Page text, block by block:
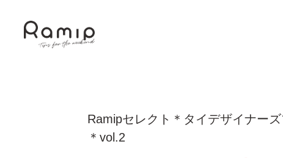
Ramipセレクト＊タイデザイナー
＊vol.2